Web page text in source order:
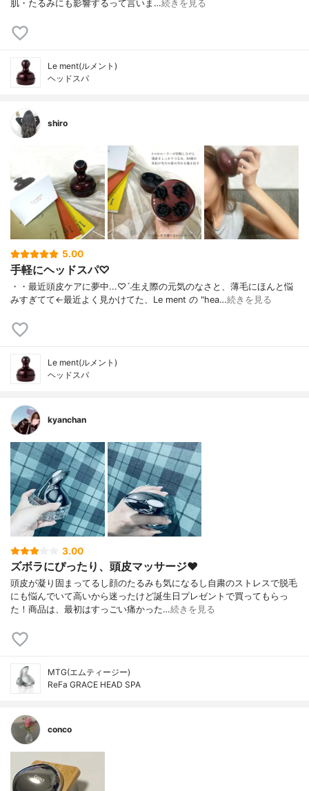
肌・たるみにも影響するって言いま…続きを見る
Le ment(ルメント)
ヘッドスパ
shiro
5.00
手軽にヘッドスパ♡
・ ・ 最近頭皮ケアに夢中...♡ˊ˗ 生え際の元気のなさと、薄毛に ほんと悩
みすぎてて← 最近よく見かけてた、 Le ment の "hea…続きを見る
Le ment(ルメント)
ヘッドスパ
kyanchan
3.00
ズボラにぴったり、頭皮マッサージ❤︎
頭皮が凝り固まってるし顔のたるみも気になるし自粛のストレスで脱毛
にも悩んでいて高いから迷ったけど誕生日プレゼントで買ってもらっ
た！商品は、最初はすっごい痛かった…続きを見る
MTG(エムティージー)
ReFa GRACE HEAD SPA
conco